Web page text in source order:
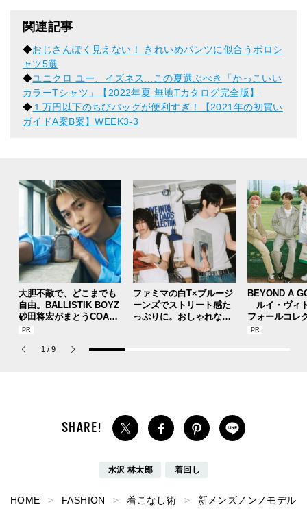
関連記事
◆おじさんぽく見えない！ きれいめパンツに似合うポロシ
ャツ5選
◆ユニクロ ユー、イズネス...この夏選ぶべき「かっこいい
カラーTシャツ」【2022年夏 無地Tカタログ完全版】
◆１万円以下のちびバッグが便利すぎ！【2021年の初買い
ガイドA案B案】WEEK3-3
大胆不敵で、どこまでも
自由。BALLISTIK BOYZ
砂田将宏がまとうCOACH
の新作フレグランス「コ
パルファム」
ファミマの白T×ブルージ
ーンズでストリート感た
っぷりに。おしゃれな人
BEYOND A
ルイ・ヴィ
フォールコレ
描くプレッピ
1 / 9
水沢 林太郎 着回し
HOME FASHION 着こなし術
新メンズノンノモデル